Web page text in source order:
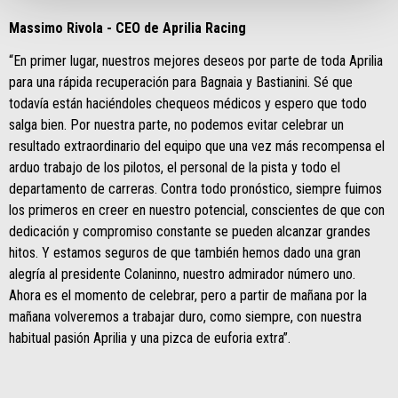
Massimo Rivola - CEO de Aprilia Racing
“En primer lugar, nuestros mejores deseos por parte de toda Aprilia
para una rápida recuperación para Bagnaia y Bastianini. Sé que
todavía están haciéndoles chequeos médicos y espero que todo
salga bien. Por nuestra parte, no podemos evitar celebrar un
resultado extraordinario del equipo que una vez más recompensa el
arduo trabajo de los pilotos, el personal de la pista y todo el
departamento de carreras. Contra todo pronóstico, siempre fuimos
los primeros en creer en nuestro potencial, conscientes de que con
dedicación y compromiso constante se pueden alcanzar grandes
hitos. Y estamos seguros de que también hemos dado una gran
alegría al presidente Colaninno, nuestro admirador número uno.
Ahora es el momento de celebrar, pero a partir de mañana por la
mañana volveremos a trabajar duro, como siempre, con nuestra
habitual pasión Aprilia y una pizca de euforia extra”.